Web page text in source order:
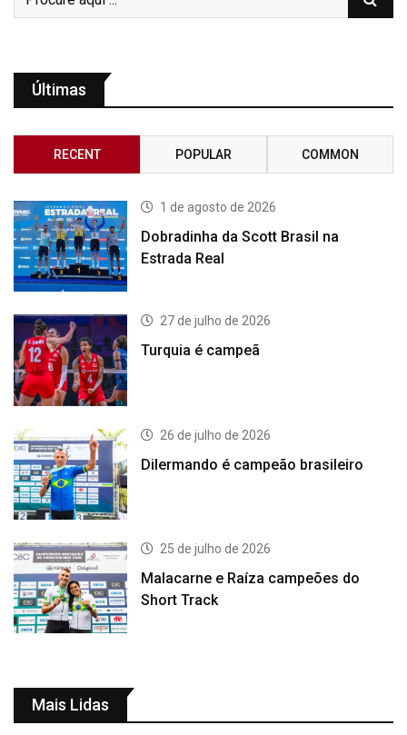
Últimas
RECENT POPULAR COMMON
1 de agosto de 2026
Dobradinha da Scott Brasil na
Estrada Real
27 de julho de 2026
Turquia é campeã
26 de julho de 2026
Dilermando é campeão brasileiro
25 de julho de 2026
Malacarne e Raíza campeões do
Short Track
Mais Lidas